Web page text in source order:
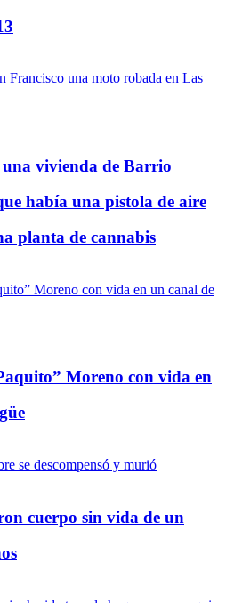
vivienda de Barrio
había una pistola de aire
planta de cannabis
Moreno con vida en
cuerpo sin vida de un